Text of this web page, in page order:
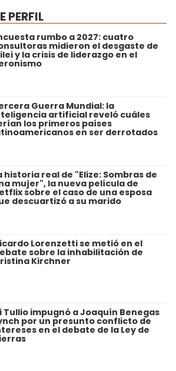
PERFIL
rumbo a 2027: cuatro
midieron el desgaste de
y la crisis de liderazgo en el
Guerra Mundial: la
artificial reveló cuáles
los primeros países
en ser derrotados
historia real de "Elize: Sombras de
mujer", la nueva película de
sobre el caso de una esposa
descuartizó a su marido
Lorenzetti se metió en el
sobre la inhabilitación de
Kirchner
Tullio impugnó a Joaquín Benegas
por un presunto conflicto de
en el debate de la Ley de